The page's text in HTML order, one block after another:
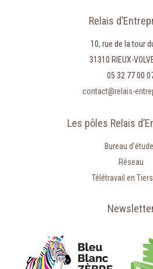
Relais
10, rue de la tour
31310 RIEUX-
05 32 77 00
contact@relais-
Les pôles Relais
Bureau
Réseau
Télétravail en